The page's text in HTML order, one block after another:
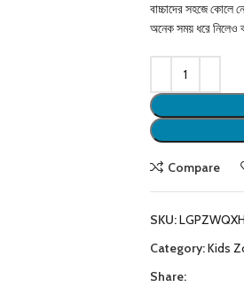
বাচ্চাদের সহজে কোলে
অনেক সময় ধরে নিলেও
Compare
SKU:
Category:Kids
Share: